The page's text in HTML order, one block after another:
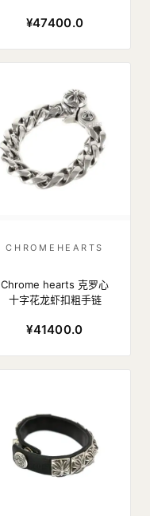
¥47400.0
CHROMEHEARTS
Chrome hearts 克罗心
十字花龙虾扣粗手链
¥41400.0